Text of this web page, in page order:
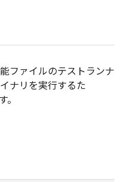
ファイルのテストランナ
ナリを実行するた
。